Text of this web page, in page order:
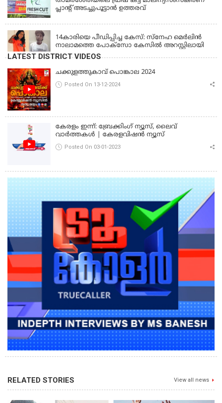
പ്ലാന്റ് അടച്ചുപൂട്ടാൻ ഉത്തരവ്
14കാരിയെ പീഡിപ്പിച്ച കേസ്: സ്നേഹ മെർലിൻ
നാലാമത്തെ പോക്‌സോ കേസിൽ അറസ്റ്റിലായി
LATEST DISTRICT VIDEOS
ചക്കുളത്തുകാവ് പൊങ്കാല 2024
Posted On 13-12-2024
കേരളം ഇന്ന്: ബ്രേക്കിംഗ് ന്യൂസ്, ലൈവ്
വാർത്തകൾ | കേരളവിഷൻ ന്യൂസ്
Posted On 03-01-2023
RELATED STORIES View all news